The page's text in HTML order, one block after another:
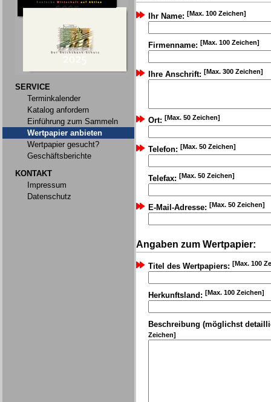
SERVICE
Terminkalender
Katalog anfordern
Einführung zum Sammeln
Wertpapier anbieten
Wertpapier gesucht?
Geschäftsberichte
KONTAKT
Impressum
Datenschutz
Ihr Name: [Max. 100 Zeichen]
Firmenname: [Max. 100 Zeichen]
Ihre Anschrift: [Max. 300 Zeichen]
Ort: [Max. 50 Zeichen]
Telefon: [Max. 50 Zeichen]
Telefax: [Max. 50 Zeichen]
E-Mail-Adresse: [Max. 50 Zeichen]
Angaben zum Wertpapier:
Titel des Wertpapiers: [Max. 100
Herkunftsland: [Max. 100 Zeichen]
Beschreibung (möglichst
Zeichen]